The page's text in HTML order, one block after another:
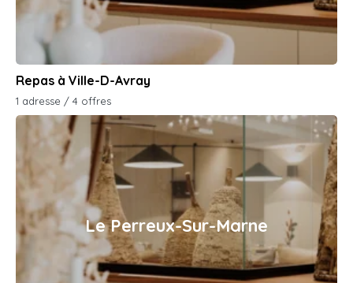
Repas à Ville-D-Avray
1 adresse / 4 offres
Le Perreux-Sur-Marne